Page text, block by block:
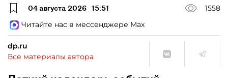
04 августа 2026 15:51
1558
Читайте нас в мессенджере Max
dp.ru
Все материалы автора